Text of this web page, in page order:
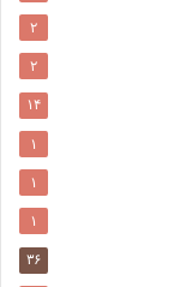
۲
۲
۱۴
۱
۱
۱
۳۶